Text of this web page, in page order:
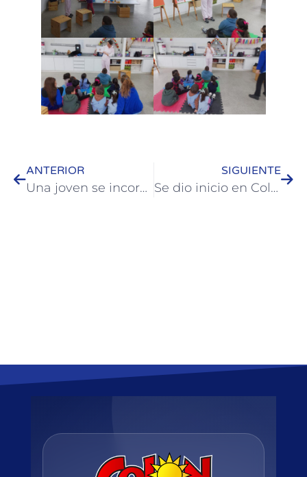
ANTERIOR
Una joven se incorporó como becaria en una empresa local gestionado junto al Municipio
SIGUIENTE
Se dio inicio en Colón al proyecto “La Huerta en los Centros de Día”